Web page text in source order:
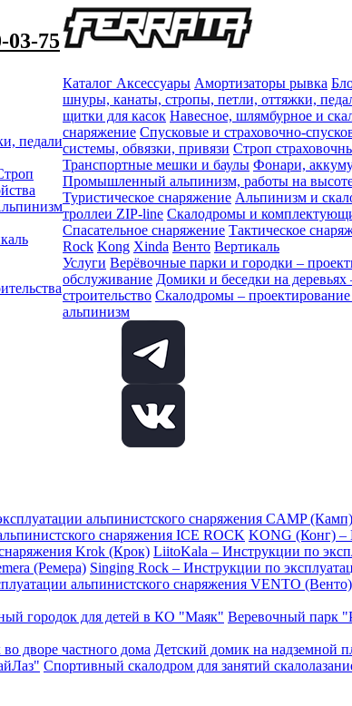
03-75
педали
Каталог Аксессуары Амортизаторы рывка
шнуры, канаты, стропы, петли, оттяжки,
щитки для касок Навесное, шлямбурное и
снаряжение Спусковые и страховочно-
системы, обвязки, привязи Строп
Транспортные мешки и баулы Фонари,
Промышленный альпинизм, работы на
Туристическое снаряжение Альпинизм и
троллеи ZIP-line Скалодромы и
Спасательное снаряжение Тактическое
Rock Kong Xinda Венто Вертикаль
Услуги Верёвочные парки и городки –
обслуживание Домики и беседки на деревьях
строительство Скалодромы –
альпинизм
альпинистского снаряжения CAMP (Камп)
снаряжения ICE ROCK KONG (Конг) –
Krok (Крок) LiitoKala – Инструкции по
(Ремера) Singing Rock – Инструкции по
альпинистского снаряжения VENTO (Венто)
городок для детей в КО "Маяк" Веревочный парк
дворе частного дома Детский домик на надземной
Спортивный скалодром для занятий